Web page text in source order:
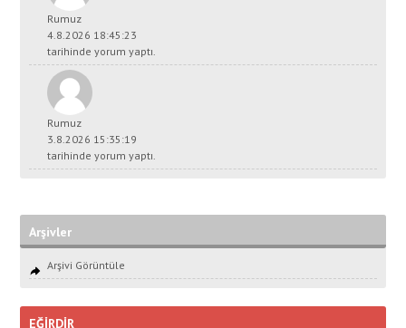
Rumuz
4.8.2026 18:45:23
tarihinde yorum yaptı.
Rumuz
3.8.2026 15:35:19
tarihinde yorum yaptı.
Arşivler
Arşivi Görüntüle
EĞİRDİR